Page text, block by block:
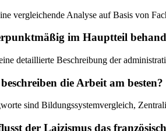
vergleichende Analyse auf Basis von
im Hauptteil
detaillierte Beschreibung der
die Arbeit am besten?
sind Bildungssystemvergleich,
der Laizismus das